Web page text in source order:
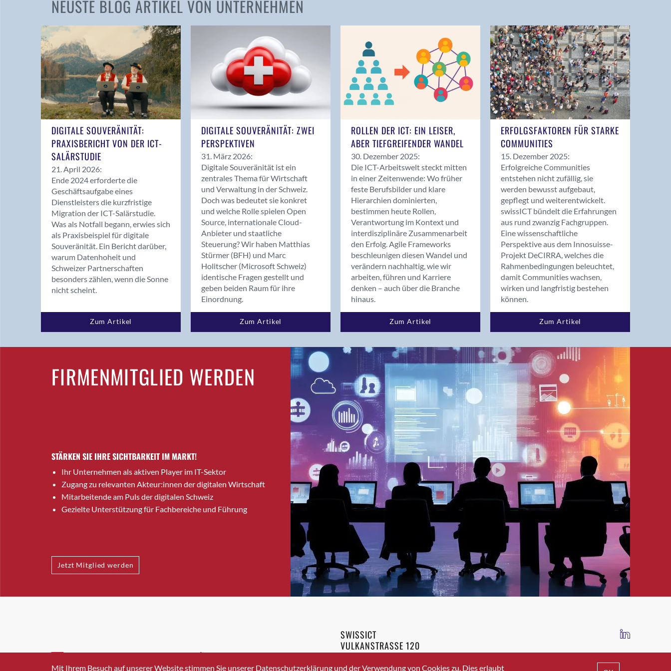
Andelfingen
Balsthal
Balzers
Bassersdorf
Benken (SG)
Bergdietikon
Bern - Liebefeld
Birsfelden
Bolligen
Bonaduz
Bonstetten
Bottighofen
Bremgarten bei Bern
Brig-Glis
Bronschhofen
Brugg
Brugg AG
Burgdorf
Bäretswil
Bülach
Cazis
Crissier
Davos Platz
NEUSTE BLOG ARTIKEL VON UNTERNEHMEN
DIGITALE SOUVERÄNITÄT:
PRAXISBERICHT VON DER ICT-
SALÄRSTUDIE
21. April 2026:
Ende 2024 erforderte die
Geschäftsaufgabe eines
Dienstleisters die kurzfristige
Migration der ICT-Salärstudie.
Was als Notfall begann, erwies sich
als Praxisbeispiel für digitale
Souveränität. Ein Bericht darüber,
warum Datenhoheit und
Schweizer Partnerschaften
besonders zählen, wenn die Sonne
nicht scheint.
Zum Artikel
DIGITALE SOUVERÄNITÄT: ZWEI
PERSPEKTIVEN
31. März 2026:
Digitale Souveränität ist ein
zentrales Thema für Wirtschaft
und Verwaltung in der Schweiz.
Doch was bedeutet sie konkret
und welche Rolle spielen Open
Source, internationale Cloud-
Anbieter und staatliche
Steuerung? Wir haben Matthias
Stürmer (BFH) und Marc
Holitscher (Microsoft Schweiz)
identische Fragen gestellt und
geben beiden Raum für ihre
Einordnung.
Zum Artikel
ROLLEN DER ICT: EIN LEISER,
ABER TIEFGREIFENDER WANDEL
30. Dezember 2025:
Die ICT-Arbeitswelt steckt mitten
in einer Zeitenwende: Wo früher
feste Berufsbilder und klare
Hierarchien dominierten,
bestimmen heute Rollen,
Verantwortung im Kontext und
interdisziplinäre Zusammenarbeit
den Erfolg. Agile Frameworks
beschleunigen diesen Wandel und
verändern nachhaltig, wie wir
arbeiten, führen und Karriere
denken – auch über die Branche
hinaus.
Zum Artikel
ERFOLGSFAKTOREN FÜR STARKE
COMMUNITIES
15. Dezember 2025:
Erfolgreiche Communities
entstehen nicht zufällig, sie
werden bewusst aufgebaut,
gepflegt und weiterentwickelt.
swissICT bündelt die Erfahrungen
aus rund zwanzig Fachgruppen.
Eine wissenschaftliche
Perspektive aus dem Innosuisse-
Projekt DeCIRRA, welches die
Rahmenbedingungen beleuchtet,
damit Communities wachsen,
wirken und langfristig bestehen
können.
Zum Artikel
FIRMENMITGLIED WERDEN
STÄRKEN SIE IHRE SICHTBARKEIT IM MARKT!
Ihr Unternehmen als aktiven Player im IT-Sektor
Zugang zu relevanten Akteur:innen der digitalen Wirtschaft
Mitarbeitende am Puls der digitalen Schweiz
Gezielte Unterstützung für Fachbereiche und Führung
Jetzt Mitglied werden
INFO@SWISSICT.CH +41 43 336 40 20
SWISSICT
VULKANSTRASSE 120
8048 ZURICH
IMPRESSUM DATENSCHUTZ AGB
Mit Ihrem Besuch auf unserer Website stimmen Sie unserer Datenschutzerklärung und der Verwendung von Cookies zu. Dies erlaubt